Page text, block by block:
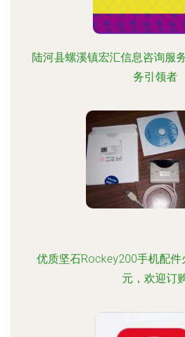
陆河县螺溪镇宏汇信息咨询服
务引领者
优质坚石Rockey200手机配
元，欢迎订